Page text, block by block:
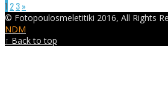
1 23»
© Fotopoulosmeletitiki 2016, All Rights
NDM
↑ Back to top